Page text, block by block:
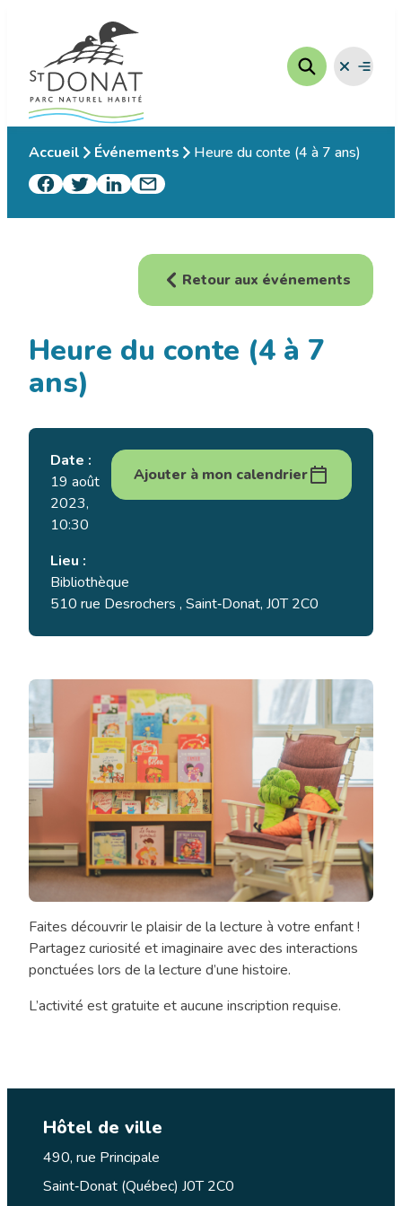
contenu
Fermer
le
Ouvrir
le
Accueil Événements Heure du conte (4 à 7 ans)
Retour aux événements
Heure du conte (4 à 7
ans)
Ajouter à mon calendrier
Date :
19 août
2023,
10:30
Lieu :
Bibliothèque
510 rue Desrochers , Saint‑Donat, J0T 2C0
Heure
du
conte
à
Faites découvrir le plaisir de la lecture à votre enfant !
Partagez curiosité et imaginaire avec des interactions
ponctuées lors de la lecture d’une histoire.
L’activité est gratuite et aucune inscription requise.
Hôtel de ville
490, rue Principale
Saint‑Donat (Québec) J0T 2C0